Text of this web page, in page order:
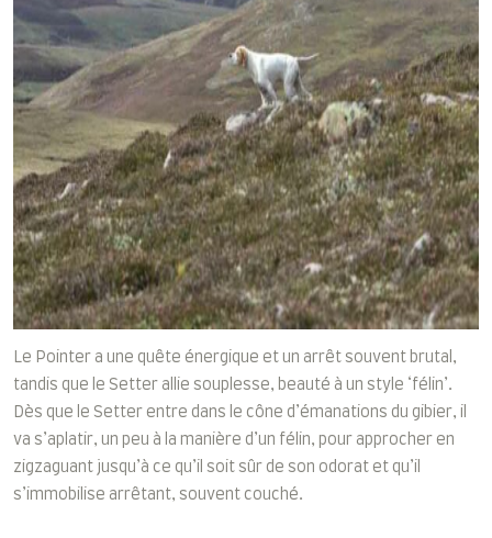
Le Pointer a une quête énergique et un arrêt souvent brutal,
tandis que le Setter allie souplesse, beauté à un style ‘félin’.
Dès que le Setter entre dans le cône d’émanations du gibier, il
va s’aplatir, un peu à la manière d’un félin, pour approcher en
zigzaguant jusqu’à ce qu’il soit sûr de son odorat et qu’il
s’immobilise arrêtant, souvent couché.